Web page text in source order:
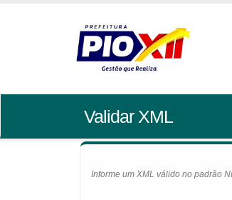
Validar XML
Informe um XML válido no padrão